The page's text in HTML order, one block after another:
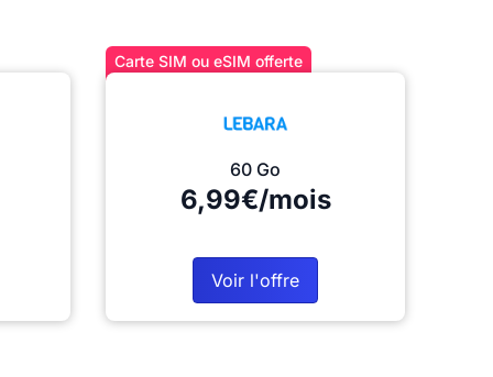
Carte SIM ou eSIM offerte
60 Go
6,99€/mois
Voir l'offre